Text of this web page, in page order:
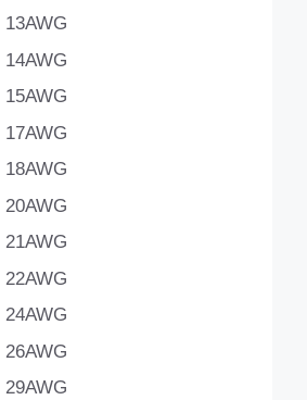
13AWG
14AWG
15AWG
17AWG
18AWG
20AWG
21AWG
22AWG
24AWG
26AWG
29AWG